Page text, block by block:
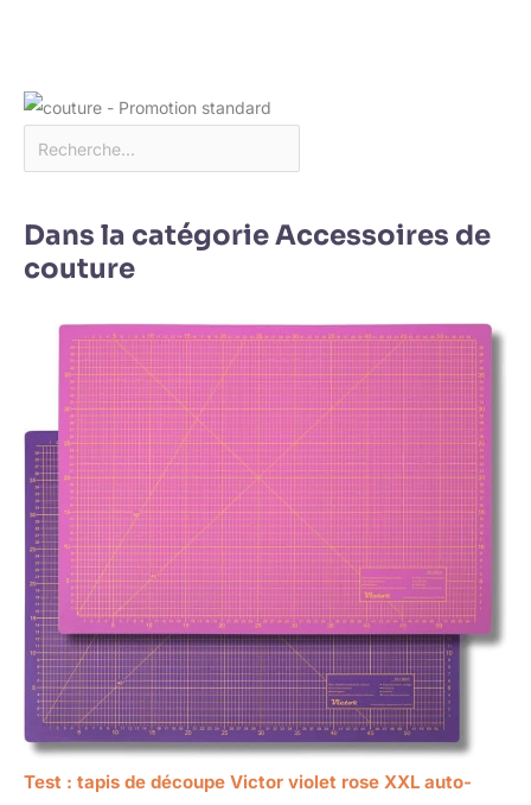
Dans la catégorie Accessoires de
couture
Test : tapis de découpe Victor violet rose XXL auto-